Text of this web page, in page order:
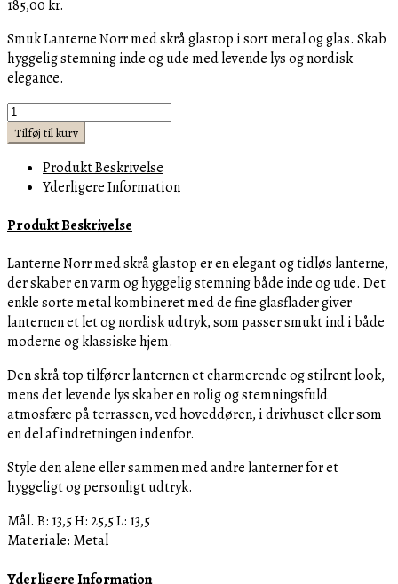
185,00kr.
Smuk Lanterne Norr med skrå glastop i sort metal og glas. Skab
hyggelig stemning inde og ude med levende lys og nordisk
elegance.
Lanterne
Norr
skrå
glastop
Tilføj til kurv
Produkt Beskrivelse
Yderligere Information
Produkt Beskrivelse
Lanterne Norr med skrå glastop er en elegant og tidløs lanterne,
der skaber en varm og hyggelig stemning både inde og ude. Det
enkle sorte metal kombineret med de fine glasflader giver
lanternen et let og nordisk udtryk, som passer smukt ind i både
moderne og klassiske hjem.
Den skrå top tilfører lanternen et charmerende og stilrent look,
mens det levende lys skaber en rolig og stemningsfuld
atmosfære på terrassen, ved hoveddøren, i drivhuset eller som
en del af indretningen indenfor.
Style den alene eller sammen med andre lanterner for et
hyggeligt og personligt udtryk.
Mål. B: 13,5 H: 25,5 L: 13,5
Materiale: Metal
Yderligere Information